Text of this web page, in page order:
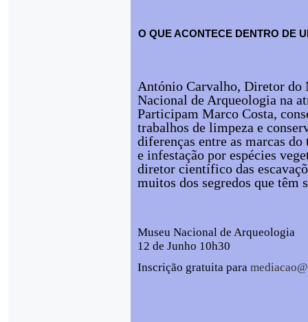
O QUE ACONTECE DENTRO DE
António Carvalho, Diretor do
Nacional de Arqueologia na
Participam Marco Costa,
trabalhos de limpeza e
diferenças entre as marcas
e infestação por espécies
diretor científico das
muitos dos segredos que têm
Museu Nacional de Arqueologia
12 de Junho 10h30
Inscrição gratuita para